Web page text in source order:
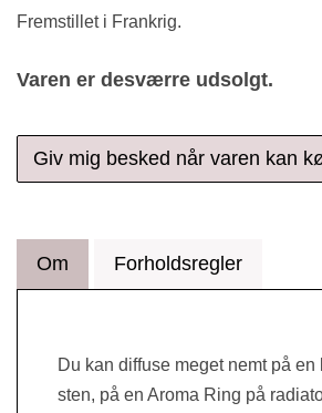
Fremstillet i Frankrig.
Varen er desværre udsolgt.
Giv mig besked når varen kan
Om Forholdsregler
Du kan diffuse meget nemt på en
sten, på en Aroma Ring på